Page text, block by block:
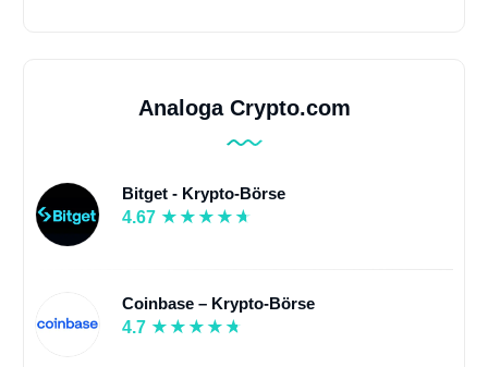
Analoga Crypto.com
Bitget - Krypto-Börse
4.67
Coinbase – Krypto-Börse
4.7